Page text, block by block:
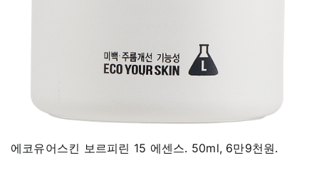
에코유어스킨 보르피린 15 에센스. 50ml, 6만9천원.